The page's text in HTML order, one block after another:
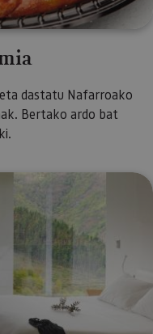
dastatu Nafarroako
Bertako ardo bat
eta ongizatea